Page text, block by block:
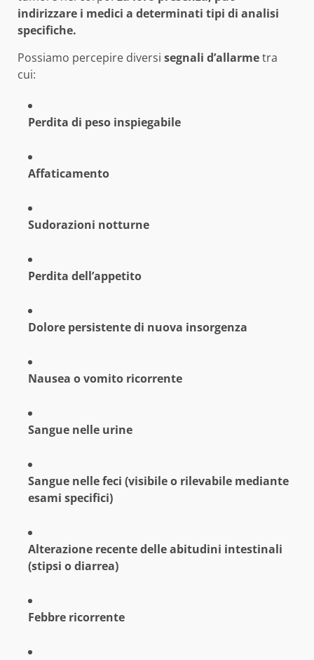
indirizzare i medici a determinati tipi di analisi
specifiche.
Possiamo percepire diversi segnali d’allarmetra
cui:
Perdita di peso inspiegabile
Affaticamento
Sudorazioni notturne
Perdita dell’appetito
Dolore persistente di nuova insorgenza
Nausea o vomito ricorrente
Sangue nelle urine
Sangue nelle feci (visibile o rilevabile mediante
esami specifici)
Alterazione recente delle abitudini intestinali
(stipsi o diarrea)
Febbre ricorrente